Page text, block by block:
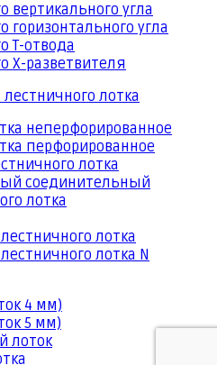
вертикального угла
угла
Т-отвода
Х-разветвителя
лотка
неперфорированное
перфорированное
лотка
соединительный
лотка
лотка
лотка N
4 мм)
5 мм)
лоток